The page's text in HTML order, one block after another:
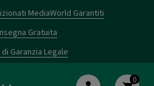
MediaWorld Garantiti
Gratuita
di Garanzia Legale
0